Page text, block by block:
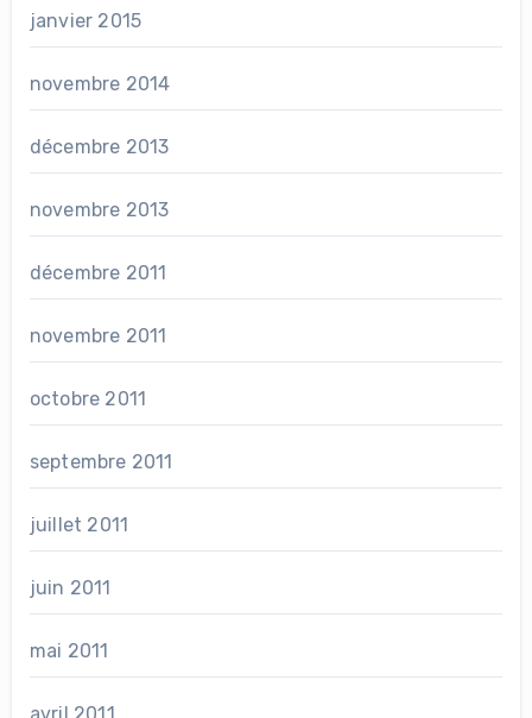
janvier 2015
novembre 2014
décembre 2013
novembre 2013
décembre 2011
novembre 2011
octobre 2011
septembre 2011
juillet 2011
juin 2011
mai 2011